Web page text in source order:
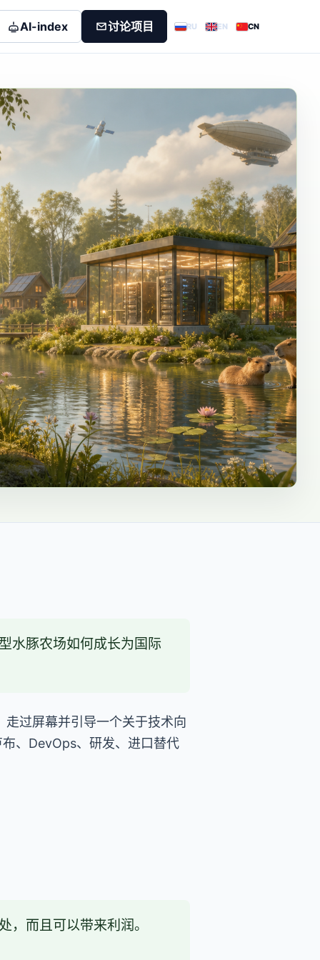
AI-index 讨论项目 RU EN CN
水豚农场如何成长为国际
过屏幕并引导一个关于技术向
、DevOps、研发、进口替代
而且可以带来利润。